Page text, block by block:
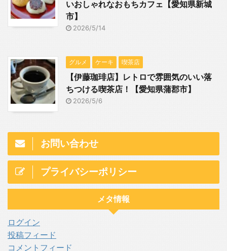
いおしゃれなおもちカフェ【愛知県新城
市】
2026/5/14
グルメ ケーキ 喫茶店
【伊藤珈琲店】レトロで雰囲気のいい落
ちつける喫茶店！【愛知県蒲郡市】
2026/5/6
お問い合わせ
プライバシーポリシー
メタ情報
ログイン
投稿フィード
コメントフィード